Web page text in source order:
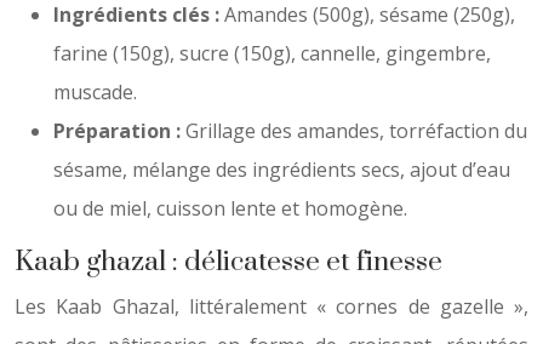
Ingrédients clés :Amandes (500g), sésame (250g),
farine (150g), sucre (150g), cannelle, gingembre,
muscade.
Préparation :Grillage des amandes, torréfaction du
sésame, mélange des ingrédients secs, ajout d’eau
ou de miel, cuisson lente et homogène.
Kaab ghazal : délicatesse et finesse
Les Kaab Ghazal, littéralement « cornes de gazelle »,